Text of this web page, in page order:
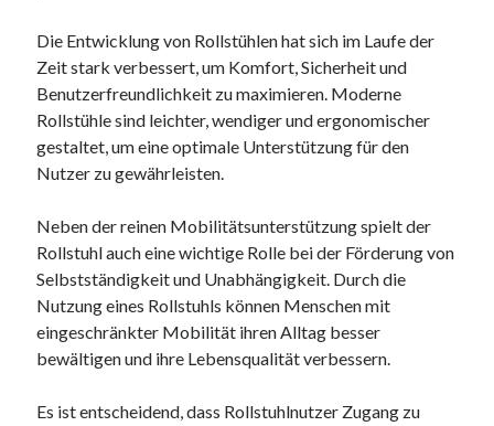
November 2024
Oktober 2024
September 2024
August 2024
Juli 2024
Juni 2024
April 2024
März 2024
Februar 2024
Januar 2024
Dezember 2023
November 2023
Die Entwicklung von Rollstühlen hat sich im Laufe der
Zeit stark verbessert, um Komfort, Sicherheit und
Benutzerfreundlichkeit zu maximieren. Moderne
Rollstühle sind leichter, wendiger und ergonomischer
gestaltet, um eine optimale Unterstützung für den
Nutzer zu gewährleisten.
Neben der reinen Mobilitätsunterstützung spielt der
Rollstuhl auch eine wichtige Rolle bei der Förderung von
Selbstständigkeit und Unabhängigkeit. Durch die
Nutzung eines Rollstuhls können Menschen mit
eingeschränkter Mobilität ihren Alltag besser
bewältigen und ihre Lebensqualität verbessern.
Es ist entscheidend, dass Rollstuhlnutzer Zugang zu